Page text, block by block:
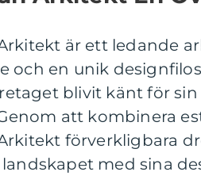
är ett ledande
och en unik
blivit känt för
att kombinera
förverkligbara
med sina